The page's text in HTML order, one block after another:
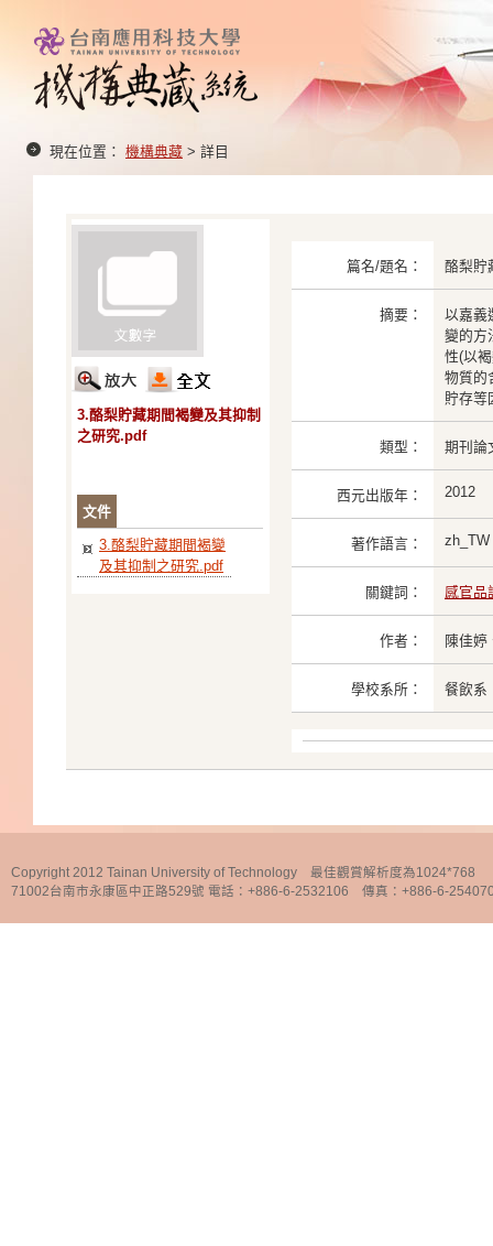
現在位置： 機構典藏 > 詳目
3.酪梨貯藏期間褐變及其抑制
之研究.pdf
文件
3.酪梨貯藏期間褐變
及其抑制之研究.pdf
篇名/題名： 酪梨貯
摘要：
以嘉義
變的方
性(以
物質的
貯存等
類型： 期刊論
西元出版年： 2012
著作語言： zh_TW
關鍵詞： 感官品
作者： 陳佳婷
學校系所： 餐飲系
Copyright 2012 Tainan University of Technology 最佳觀賞解析度為1024*768
71002台南市永康區中正路529號 電話：+886-6-2532106 傳真：+886-6-